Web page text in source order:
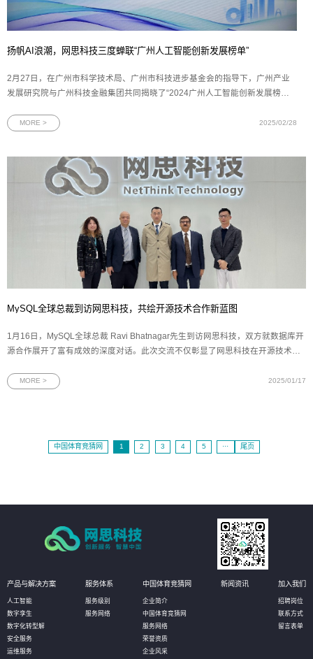
扬帆AI浪潮，网思科技三度蝉联“广州人工智能创新发展榜单”
2月27日，在广州市科学技术局、广州市科技进步基金会的指导下，广州产业
发展研究院与广州科技金融集团共同揭晓了“2024广州人工智能创新发展榜
“最具市场价值企业”称号，充分展现其在人工智能创新应用场景中的示范引领
MORE > 2025/02/28
MySQL全球总裁到访网思科技，共绘开源技术合作新蓝图
1月16日，MySQL全球总裁 Ravi Bhatnagar先生到访网思科技，双方就数据库开
源合作展开了富有成效的深度对话。此次交流不仅彰显了网思科技在开源技术与
化转型方面的决心和行动力。MySQL，作为一款秉承开源理念、功能强大且操作
MORE > 2025/01/17
中国体育竞猜网 1 2 3 4 5 ··· 尾页
产品与解决方案
人工智能
数字孪生
数字化转型解
安全服务
运维服务
服务体系
服务级别
服务网络
中国体育竞猜网
企业简介
中国体育竞猜网
服务网络
荣誉资质
企业风采
新闻资讯 加入我们
招聘岗位
联系方式
留言表单